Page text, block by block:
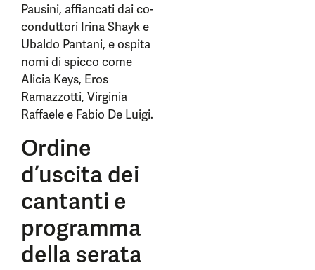
Pausini, affiancati dai co-
conduttori Irina Shayk e
Ubaldo Pantani, e ospita
nomi di spicco come
Alicia Keys, Eros
Ramazzotti, Virginia
Raffaele e Fabio De Luigi.
Ordine
d’uscita dei
cantanti e
programma
della serata